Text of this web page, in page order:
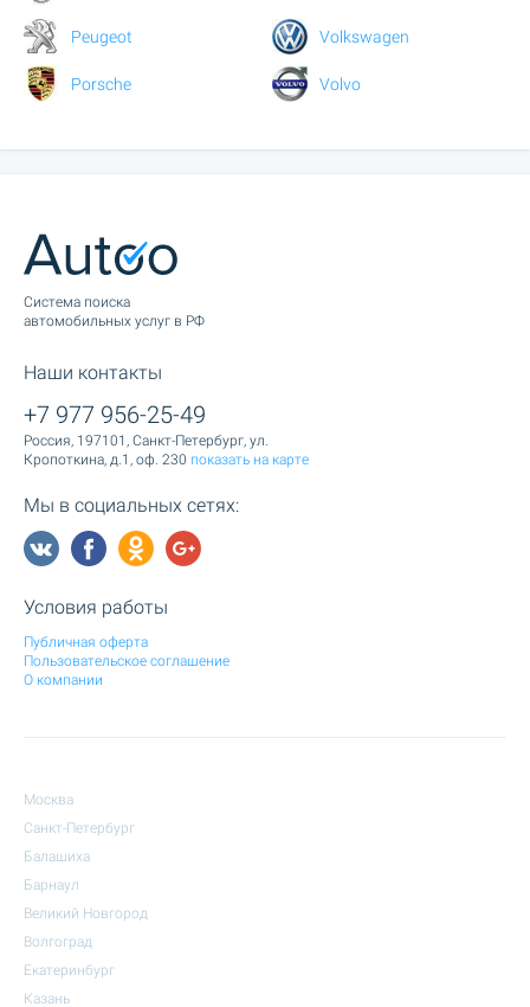
Peugeot
Porsche
Volkswagen
Volvo
Cистема поиска
автомобильных услуг в РФ
Наши контакты
+7 977 956-25-49
Россия, 197101, Санкт-Петербург, ул.
Кропоткина, д.1, оф. 230 показать на карте
Мы в социальных сетях:
Условия работы
Публичная оферта
Пользовательское соглашение
О компании
Москва
Санкт-Петербург
Балашиха
Барнаул
Великий Новгород
Волгоград
Екатеринбург
Казань